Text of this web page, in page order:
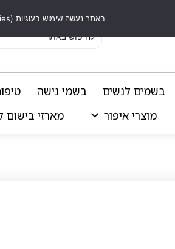
בשמים לנשים בשמי נישה
מוצרי איפור מארזי בישום
באתר נעשה שימוש בעוגיות (Cookies) וכלים דומים לשיפור חוויית הגלישה, התאמת תוכן אישי וביצוע ניתוחים סטטיסטיים.